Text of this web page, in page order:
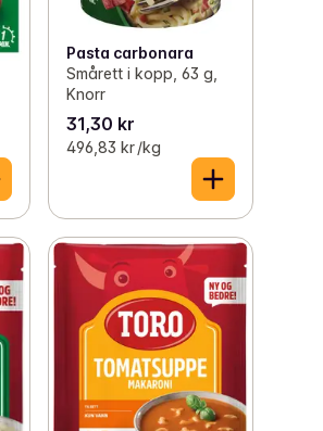
Pasta carbonara
Smårett i kopp, 63 g,
Knorr
31,30 kr
496,83 kr /kg